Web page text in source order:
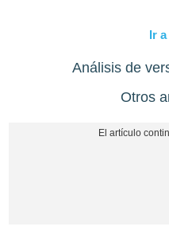
Ir
Análisis de
Otros